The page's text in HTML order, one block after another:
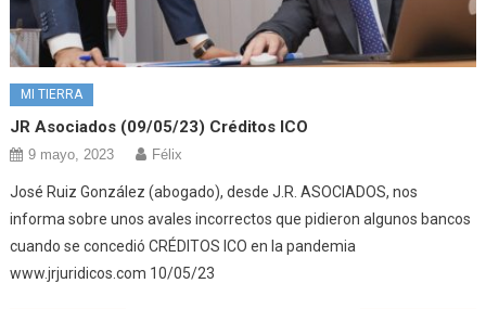
MI TIERRA
JR Asociados (09/05/23) Créditos ICO
9 mayo, 2023 Félix
José Ruiz González (abogado), desde J.R. ASOCIADOS, nos
informa sobre unos avales incorrectos que pidieron algunos bancos
cuando se concedió CRÉDITOS ICO en la pandemia
www.jrjuridicos.com 10/05/23